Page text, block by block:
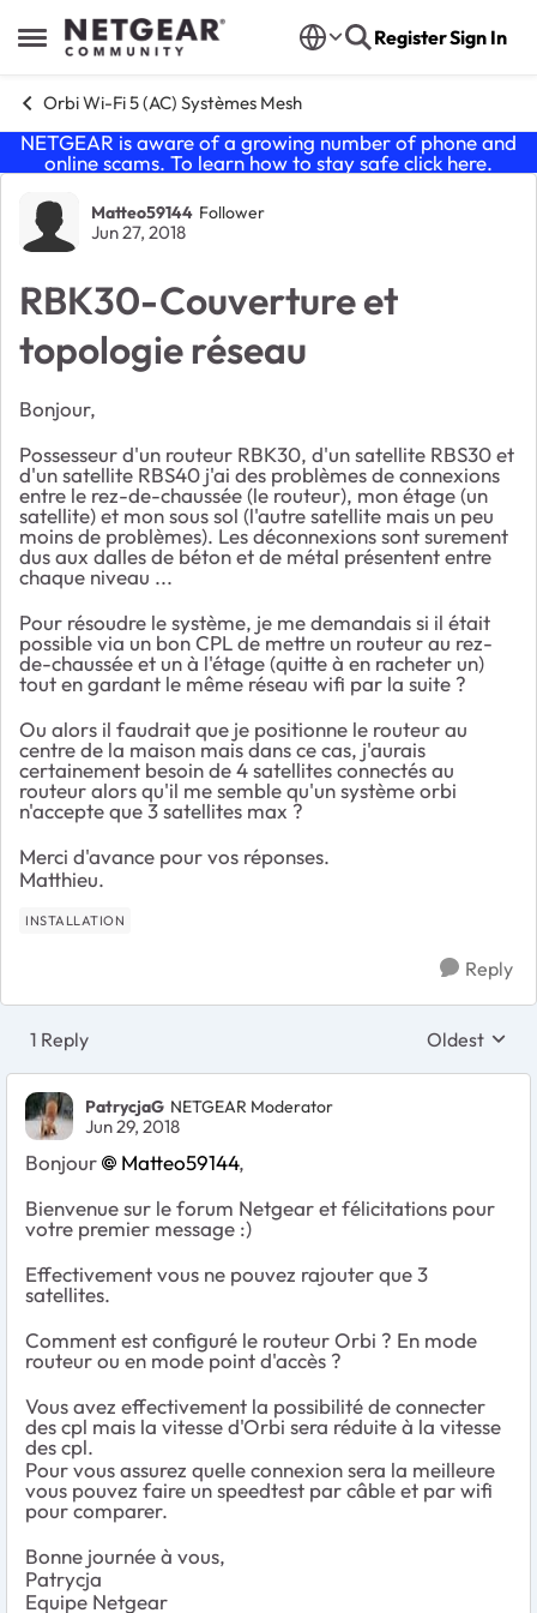
Open Side Menu
Skip to content RegisterSign In
Orbi Wi-Fi 5 (AC) Systèmes Mesh
NETGEAR is aware of a growing number of phone and
online scams. To learn how to stay safe click here.
Forum Discussion
Matteo59144 Follower
Jun 27, 2018
RBK30-Couverture et
topologie réseau
Bonjour,
Possesseur d'un routeur RBK30, d'un satellite RBS30 et
d'un satellite RBS40 j'ai des problèmes de connexions
entre le rez-de-chaussée (le routeur), mon étage (un
satellite) et mon sous sol (l'autre satellite mais un peu
moins de problèmes). Les déconnexions sont surement
dus aux dalles de béton et de métal présentent entre
chaque niveau ...
Pour résoudre le système, je me demandais si il était
possible via un bon CPL de mettre un routeur au rez-
de-chaussée et un à l'étage (quitte à en racheter un)
tout en gardant le même réseau wifi par la suite ?
Ou alors il faudrait que je positionne le routeur au
centre de la maison mais dans ce cas, j'aurais
certainement besoin de 4 satellites connectés au
routeur alors qu'il me semble qu'un système orbi
n'accepte que 3 satellites max ?
Merci d'avance pour vos réponses.
Matthieu.
INSTALLATION
Reply
1 Reply Replies
Oldest
PatrycjaG NETGEAR Moderator
Jun 29, 2018
Bonjour Matteo59144,
Bienvenue sur le forum Netgear et félicitations pour
votre premier message :)
Effectivement vous ne pouvez rajouter que 3
satellites.
Comment est configuré le routeur Orbi ? En mode
routeur ou en mode point d'accès ?
Vous avez effectivement la possibilité de connecter
des cpl mais la vitesse d'Orbi sera réduite à la vitesse
des cpl.
Pour vous assurez quelle connexion sera la meilleure
vous pouvez faire un speedtest par câble et par wifi
pour comparer.
Bonne journée à vous,
Patrycja
Equipe Netgear